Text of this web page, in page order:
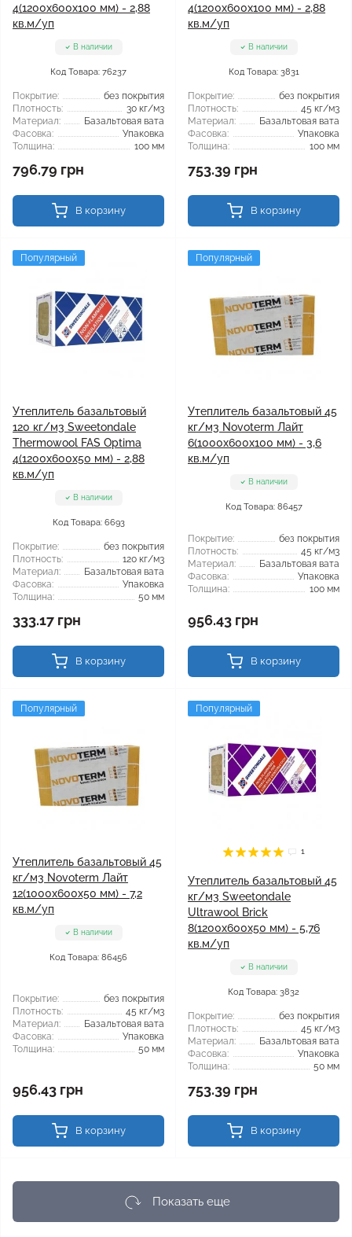
4(1200x600x100 мм) - 2,88
кв.м/уп
В наличии
Код Товара: 76237
Покрытие:
без покрытия
Плотность:
30 кг/м3
Материал:
Базальтовая вата
Фасовка:
Упаковка
Толщина:
100 мм
796.79 грн
В корзину
4(1200x600x100 мм) - 2,88
кв.м/уп
В наличии
Код Товара: 3831
Покрытие:
без покрытия
Плотность:
45 кг/м3
Материал:
Базальтовая вата
Фасовка:
Упаковка
Толщина:
100 мм
753.39 грн
В корзину
Популярный
Утеплитель базальтовый
120 кг/м3 Sweetondale
Thermowool FAS Optima
4(1200x600x50 мм) - 2,88
кв.м/уп
В наличии
Код Товара: 6693
Покрытие:
без покрытия
Плотность:
120 кг/м3
Материал:
Базальтовая вата
Фасовка:
Упаковка
Толщина:
50 мм
333.17 грн
В корзину
Популярный
Утеплитель базальтовый 45
кг/м3 Novoterm Лайт
6(1000x600x100 мм) - 3,6
кв.м/уп
В наличии
Код Товара: 86457
Покрытие:
без покрытия
Плотность:
45 кг/м3
Материал:
Базальтовая вата
Фасовка:
Упаковка
Толщина:
100 мм
956.43 грн
В корзину
Популярный
Утеплитель базальтовый 45
кг/м3 Novoterm Лайт
12(1000x600x50 мм) - 7,2
кв.м/уп
В наличии
Код Товара: 86456
Покрытие:
без покрытия
Плотность:
45 кг/м3
Материал:
Базальтовая вата
Фасовка:
Упаковка
Толщина:
50 мм
956.43 грн
В корзину
Популярный
1
Утеплитель базальтовый 45
кг/м3 Sweetondale
Ultrawool Brick
8(1200x600x50 мм) - 5,76
кв.м/уп
В наличии
Код Товара: 3832
Покрытие:
без покрытия
Плотность:
45 кг/м3
Материал:
Базальтовая вата
Фасовка:
Упаковка
Толщина:
50 мм
753.39 грн
В корзину
Показать еще